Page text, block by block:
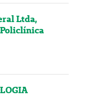
Ltda,
Policlínica